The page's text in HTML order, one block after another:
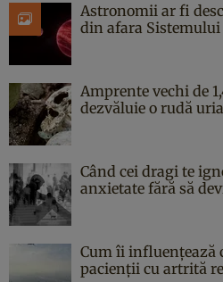
Astronomii ar fi
din afara Sistemului
Amprente vechi de
dezvăluie o rudă
Când cei dragi te
anxietate fără să
Cum îi influențează
pacienții cu artrită